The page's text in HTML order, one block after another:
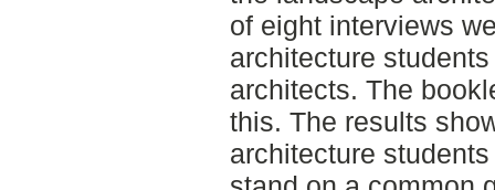
of eight interviews
architecture
architects. The
this. The results
architecture